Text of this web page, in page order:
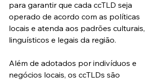
para garantir que cada ccTLD seja
operado de acordo com as políticas
locais e atenda aos padrões culturais,
linguísticos e legais da região.
Além de adotados por indivíduos e
negócios locais, os ccTLDs são